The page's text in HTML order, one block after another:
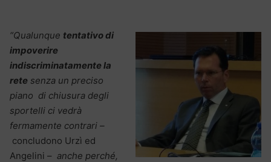
“Qualunque tentativo di
impoverire
indiscriminatamente la
rete senza un preciso
piano di chiusura degli
sportelli ci vedrà
fermamente contrari –
concludono Urzì ed
Angelini – anche perché,